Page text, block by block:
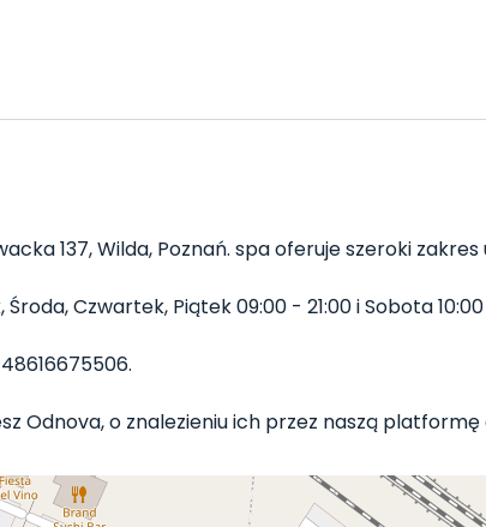
137, Wilda, Poznań. spa oferuje szeroki
Czwartek, Piątek 09:00 - 21:00 i Sobota 10:00
Odnova, o znalezieniu ich przez naszą